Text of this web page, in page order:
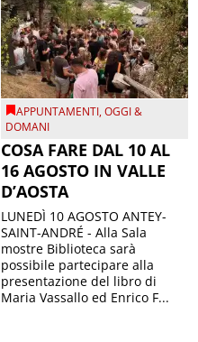
APPUNTAMENTI,OGGI &
DOMANI
COSA FARE DAL 10 AL
16 AGOSTO IN VALLE
D’AOSTA
LUNEDÌ 10 AGOSTO ANTEY-
SAINT-ANDRÉ - Alla Sala
mostre Biblioteca sarà
possibile partecipare alla
presentazione del libro di
Maria Vassallo ed Enrico F...